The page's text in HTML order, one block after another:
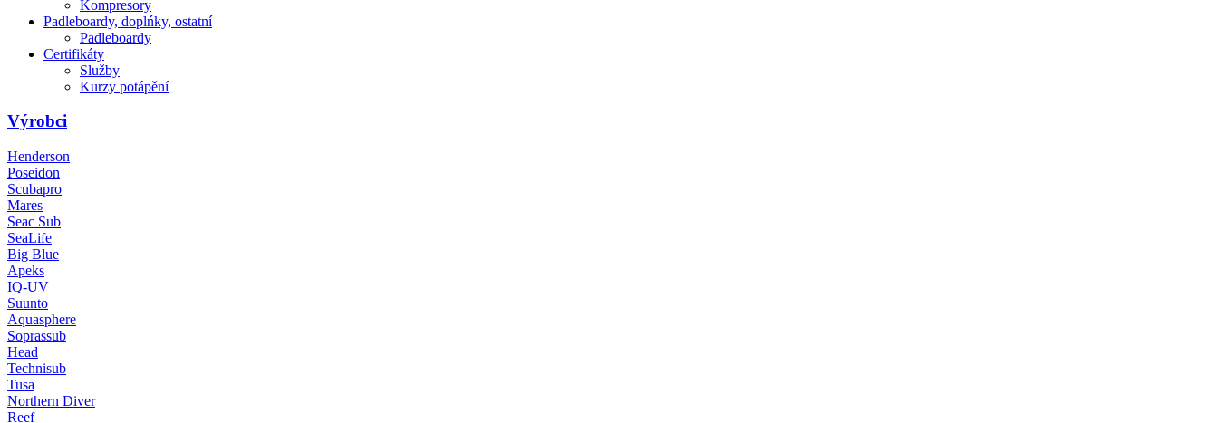
Kompresory
Padleboardy, doplńky, ostatní
Padleboardy
Certifikáty
Služby
Kurzy potápění
Výrobci
Henderson
Poseidon
Scubapro
Mares
Seac Sub
SeaLife
Big Blue
Apeks
IQ-UV
Suunto
Aquasphere
Soprassub
Head
Technisub
Tusa
Northern Diver
Reef